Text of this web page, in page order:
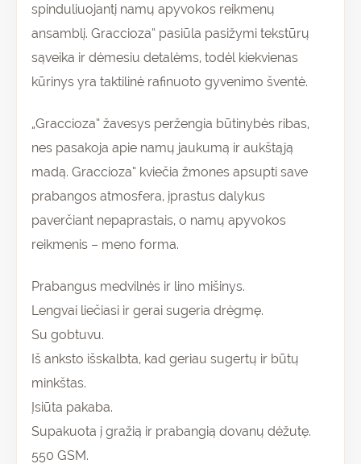
spinduliuojantį namų apyvokos reikmenų
ansamblį. Graccioza” pasiūla pasižymi tekstūrų
sąveika ir dėmesiu detalėms, todėl kiekvienas
kūrinys yra taktilinė rafinuoto gyvenimo šventė.
„Graccioza” žavesys peržengia būtinybės ribas,
nes pasakoja apie namų jaukumą ir aukštąją
madą. Graccioza” kviečia žmones apsupti save
prabangos atmosfera, įprastus dalykus
paverčiant nepaprastais, o namų apyvokos
reikmenis – meno forma.
Prabangus medvilnės ir lino mišinys.
Lengvai liečiasi ir gerai sugeria drėgmę.
Su gobtuvu.
Iš anksto išskalbta, kad geriau sugertų ir būtų
minkštas.
Įsiūta pakaba.
Supakuota į gražią ir prabangią dovanų dėžutę.
550 GSM.